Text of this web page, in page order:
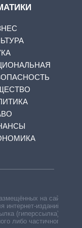
на сайте,
интернет-изданий —
(гиперссылка)
либо частичного